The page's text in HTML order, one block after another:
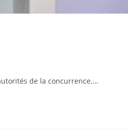
de la concurrence.…